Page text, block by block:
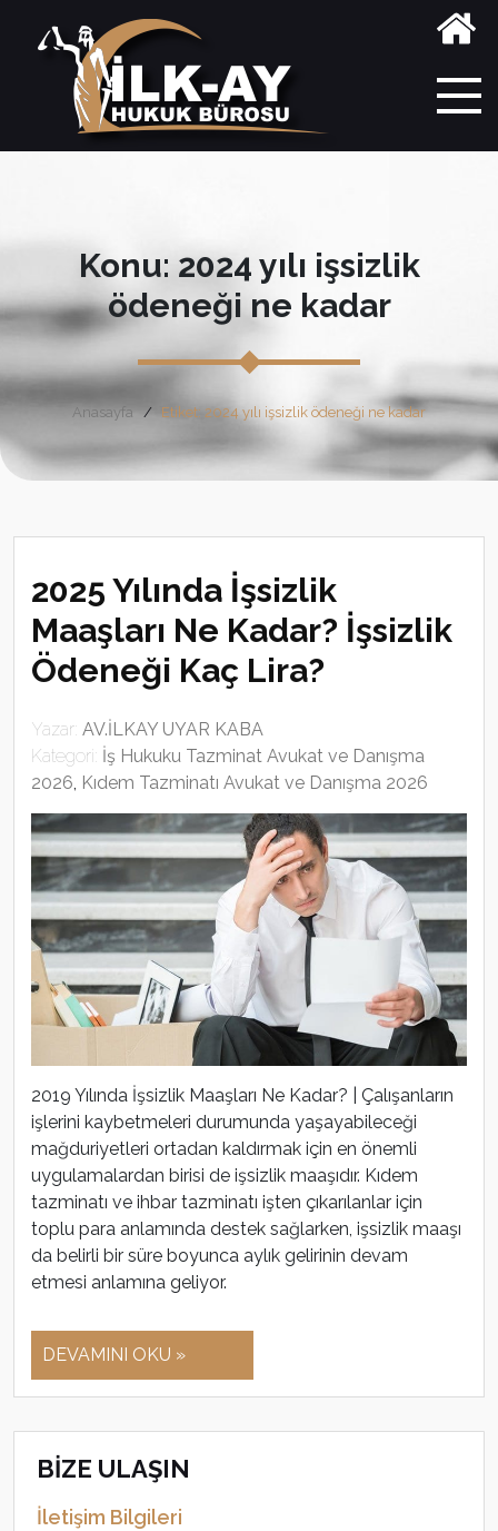
Konu: 2024 yılı işsizlik
ödeneği ne kadar
Anasayfa Etiket: 2024 yılı işsizlik ödeneği ne kadar
2025 Yılında İşsizlik
Maaşları Ne Kadar? İşsizlik
Ödeneği Kaç Lira?
Yazar: AV.İLKAY UYAR KABA
Kategori: İş Hukuku Tazminat Avukat ve Danışma
2026, Kıdem Tazminatı Avukat ve Danışma 2026
2019 Yılında İşsizlik Maaşları Ne Kadar? | Çalışanların
işlerini kaybetmeleri durumunda yaşayabileceği
mağduriyetleri ortadan kaldırmak için en önemli
uygulamalardan birisi de işsizlik maaşıdır. Kıdem
tazminatı ve ihbar tazminatı işten çıkarılanlar için
toplu para anlamında destek sağlarken, işsizlik maaşı
da belirli bir süre boyunca aylık gelirinin devam
etmesi anlamına geliyor.
DEVAMINI OKU »
BİZE ULAŞIN
İletişim Bilgileri